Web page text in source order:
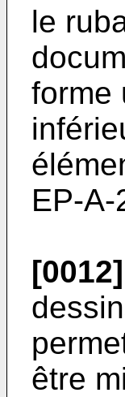
le
forme
EP-A-
[0012]
être